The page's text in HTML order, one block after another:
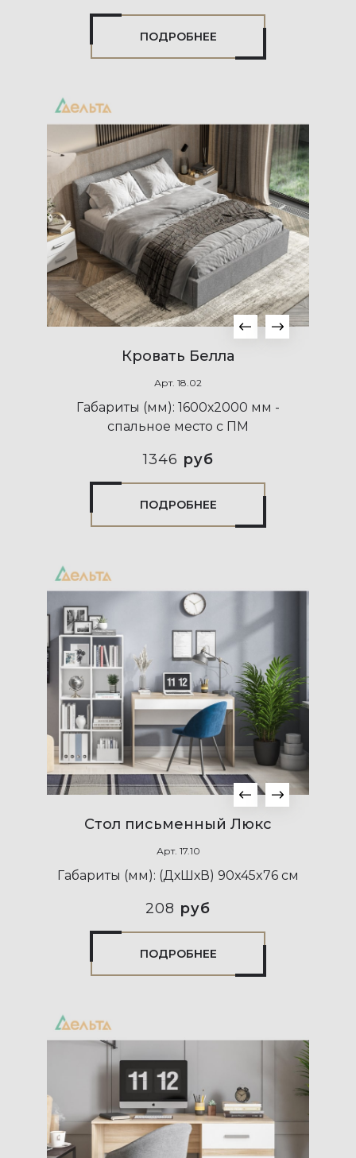
ПОДРОБНЕЕ
Кровать Белла
Арт. 18.02
Габариты (мм): 1600х2000 мм -
спальное место с ПМ
1346 руб
ПОДРОБНЕЕ
Стол письменный Люкс
Арт. 17.10
Габариты (мм): (ДхШхВ) 90x45x76 см
208 руб
ПОДРОБНЕЕ